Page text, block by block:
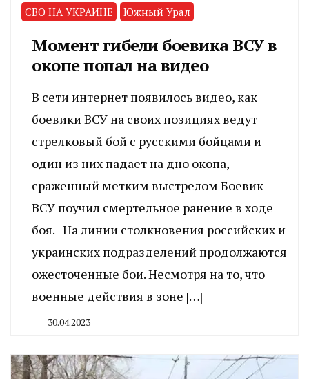
СВО НА УКРАИНЕ Южный Урал
Момент гибели боевика ВСУ в
окопе попал на видео
В сети интернет появилось видео, как
боевики ВСУ на своих позициях ведут
стрелковый бой с русскими бойцами и
один из них падает на дно окопа,
сраженный метким выстрелом Боевик
ВСУ поучил смертельное ранение в ходе
боя. На линии столкновения российских и
украинских подразделений продолжаются
ожесточенные бои. Несмотря на то, что
военные действия в зоне […]
30.04.2023